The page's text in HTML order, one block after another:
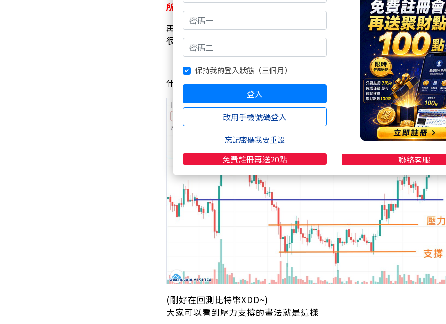
所以壓力支撐的本質就是－「很多人買跟很多人賣的位置」
再來，我知道你會想舉手發問，該怎麼畫壓力支撐呢？
很簡單，讓我告訴你－
「最多k棒開高低收碰到的位置，且盡可能不切到
什麼意思？看下圖
(剛好在回測比特幣XDD~)
大家可以看到壓力支撐的畫法就是這樣
保持我的登入狀態（三個月）
登入
改用手機號碼登入
忘記密碼我要重設
免費註冊再送20點 聯絡客服